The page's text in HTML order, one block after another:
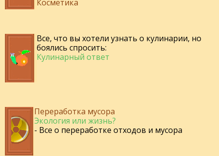
Косметика
Все, что вы хотели узнать о кулинарии, но
боялись спросить:
Кулинарный ответ
Переработка мусора
Экология или жизнь?
- Все о переработке отходов и мусора